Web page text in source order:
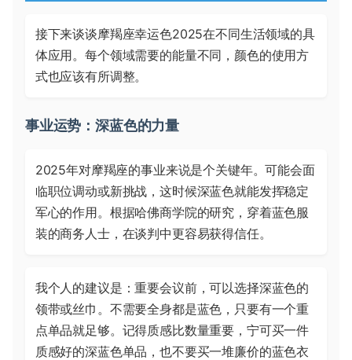
接下来谈谈摩羯座幸运色2025在不同生活领域的具
体应用。每个领域需要的能量不同，颜色的使用方
式也应该有所调整。
事业运势：深蓝色的力量
2025年对摩羯座的事业来说是个关键年。可能会面
临职位调动或新挑战，这时候深蓝色就能发挥稳定
军心的作用。根据哈佛商学院的研究，穿着蓝色服
装的商务人士，在谈判中更容易获得信任。
我个人的建议是：重要会议前，可以选择深蓝色的
领带或丝巾。不需要全身都是蓝色，只要有一个重
点单品就足够。记得质感比数量重要，宁可买一件
质感好的深蓝色单品，也不要买一堆廉价的蓝色衣